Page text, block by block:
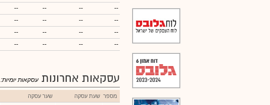
--
--
--
--
--
--
--
--
--
--
--
--
--
--
--
--
עסקאות אחרונות עסקאות יומיות:
מספר שעת עסקה שער עסקה